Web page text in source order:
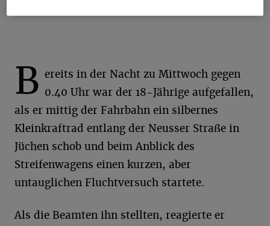
B ereits in der Nacht zu Mittwoch gegen
0.40 Uhr war der 18-Jährige aufgefallen,
als er mittig der Fahrbahn ein silbernes
Kleinkraftrad entlang der Neusser Straße in
Jüchen schob und beim Anblick des
Streifenwagens einen kurzen, aber
untauglichen Fluchtversuch startete.
Als die Beamten ihn stellten, reagierte er